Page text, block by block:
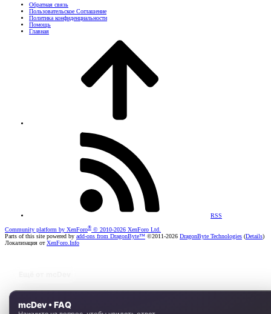
Обратная связь
Пользовательское Соглашение
Политика конфиденциальности
Помощь
Главная
RSS
Community platform by XenForo® © 2010-2026 XenForo Ltd.
Parts of this site powered by add-ons from DragonByte™ ©2011-2026 DragonByte Technologies (Details)
Локализация отXenForo.Info
mcDev • FAQ